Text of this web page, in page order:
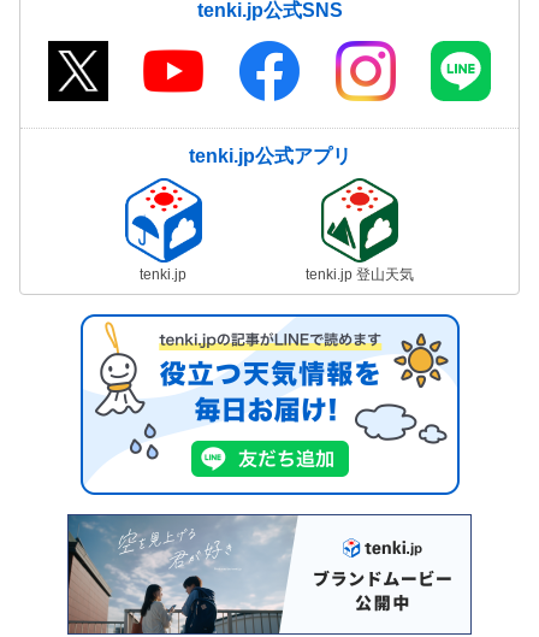
tenki.jp公式SNS
tenki.jp公式アプリ
tenki.jp tenki.jp 登山天気